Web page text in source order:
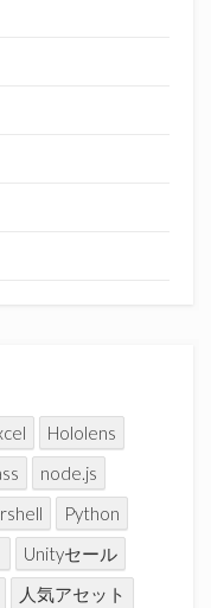
Hololens
node.js
Python
Unityセール
人気アセット